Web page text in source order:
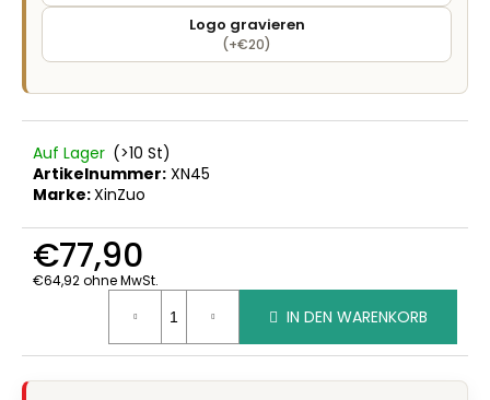
Logo gravieren
(+€20)
Auf Lager (>10 St)
Artikelnummer: XN45
Marke:XinZuo
€77,90
€64,92 ohne MwSt.
IN DEN WARENKORB